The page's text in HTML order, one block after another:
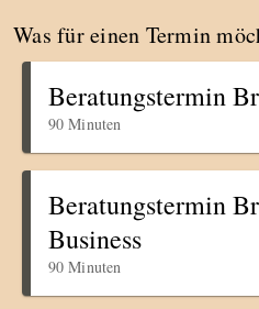
Was für einen Termin
Beratungstermin
90 Minuten
Beratungstermin
Business
90 Minuten